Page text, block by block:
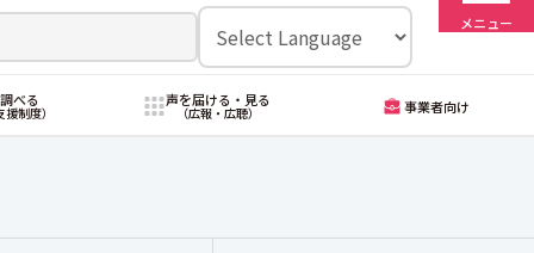
メニュー
べる
援制度）
声を届ける・見る
（広報・広聴） 事業者向け